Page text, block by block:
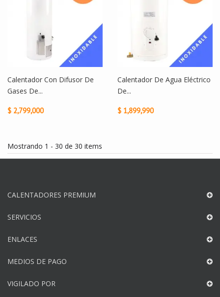
Calentador Con Difusor De
Gases De...
$ 2,799,000
Calentador De Agua Eléctrico
De...
$ 1,899,990
Mostrando 1 - 30 de 30 items
CALENTADORES PREMIUM
SERVICIOS
ENLACES
MEDIOS DE PAGO
VIGILADO POR